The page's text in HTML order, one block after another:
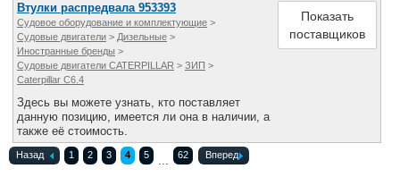
Втулки распредвала 953393
Судовое оборудование и комплектующие >
Судовые двигатели > Дизельные >
Иностранные бренды >
Судовые двигатели CATERPILLAR > ЗИП >
Caterpillar C6.4
Здесь вы можете узнать, кто поставляет
данную позицию, имеется ли она в наличии, а
также её стоимость.
Показать
поставщиков
Назад 1 2 3 4 5 ... 62 Вперед